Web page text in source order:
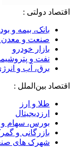
اقتصاد دولتی :
بانک، بیمه و
صنعت و معدن
بازار خودرو
نفت و
برق، آب و
اقتصاد بین‌الملل :
طلا و ارز
ارزدیجیتال
بورس، سهام
بازرگانی و
شهرک های